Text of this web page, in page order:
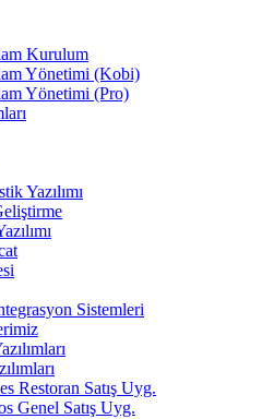
Kurulum
Yönetimi (Kobi)
Yönetimi (Pro)
Yazılımı
Sistemleri
Restoran Satış Uyg.
Genel Satış Uyg.